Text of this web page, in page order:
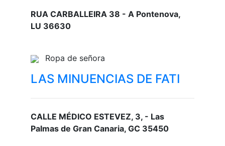
RUA CARBALLEIRA 38 - A Pontenova,
LU 36630
Ropa de señora
LAS MINUENCIAS DE FATI
CALLE MÉDICO ESTEVEZ, 3, - Las
Palmas de Gran Canaria, GC 35450